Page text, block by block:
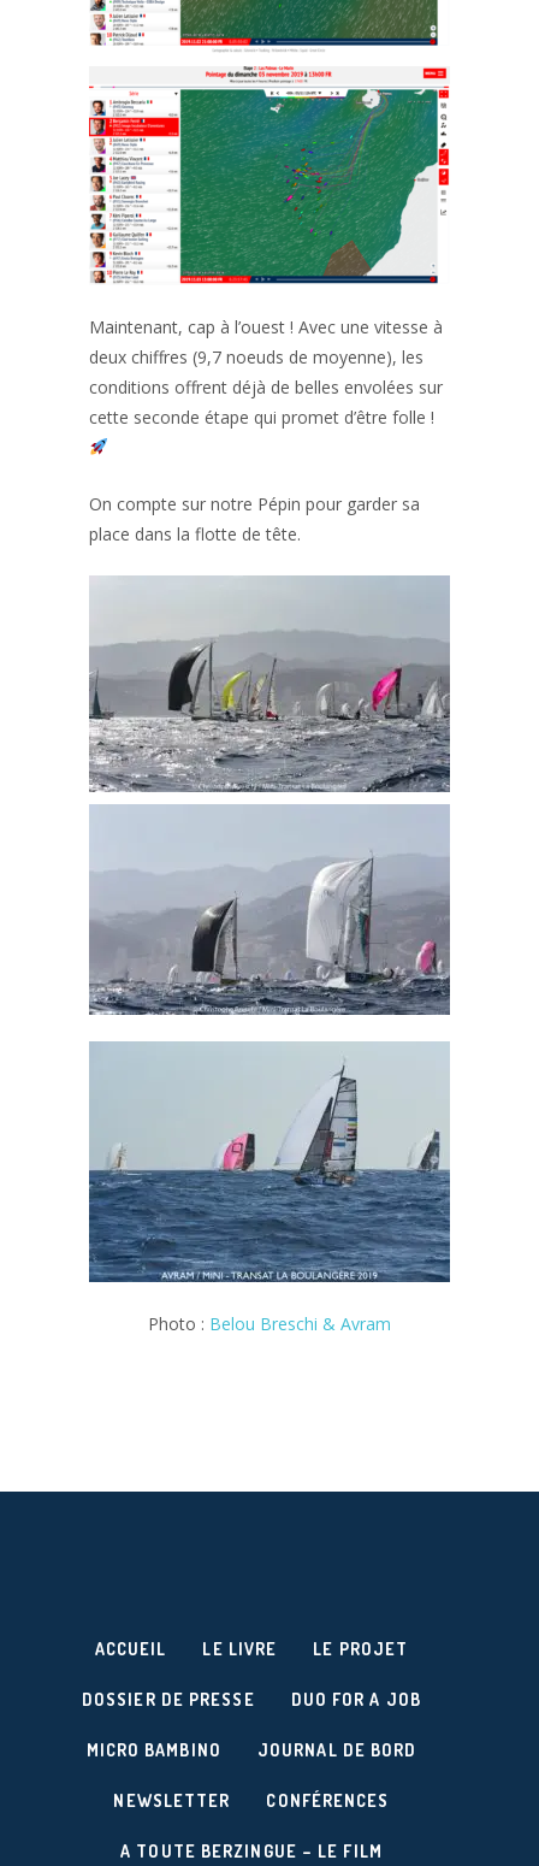
Maintenant, cap à l’ouest ! Avec une vitesse à
deux chiffres (9,7 noeuds de moyenne), les
conditions offrent déjà de belles envolées sur
cette seconde étape qui promet d’être folle !
On compte sur notre Pépin pour garder sa
place dans la flotte de tête.
Photo : Belou Breschi & Avram
ACCUEIL LE LIVRE LE PROJET
DOSSIER DE PRESSE DUO FOR A JOB
MICRO BAMBINO JOURNAL DE BORD
NEWSLETTER CONFÉRENCES
A TOUTE BERZINGUE – LE FILM